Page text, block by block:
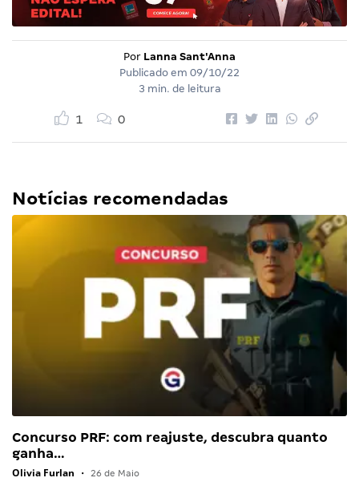
Por Lanna Sant'Anna
Publicado em 09/10/22
3 min. de leitura
1 0
Notícias recomendadas
Concurso PRF: com reajuste, descubra quanto
ganha…
Olivia Furlan • 26 de Maio